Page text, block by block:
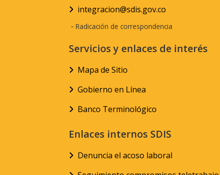
integracion@sdis.gov.co
- Radicación de correspondencia
Servicios y enlaces de interés
Mapa de Sitio
Gobierno en Línea
Banco Terminológico
Enlaces internos SDIS
Denuncia el acoso laboral